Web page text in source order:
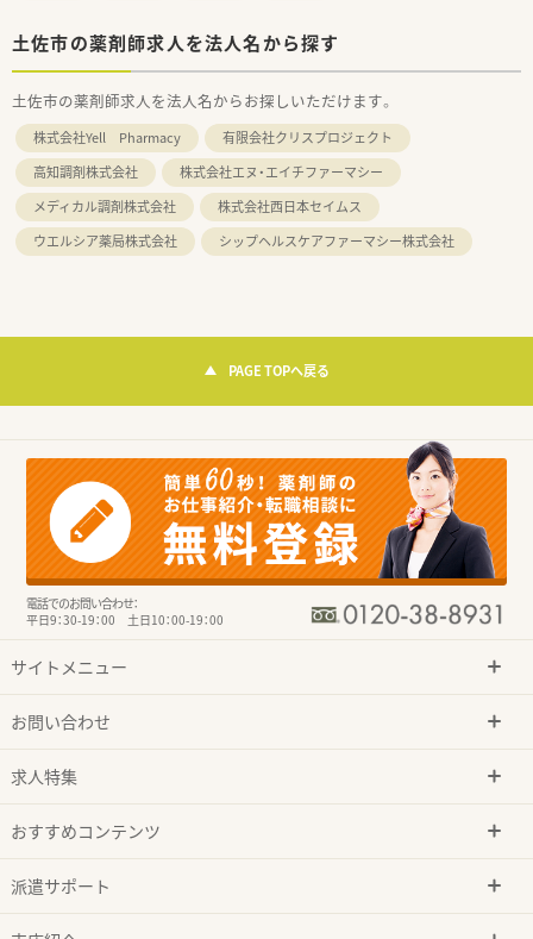
土佐市の薬剤師求人を法人名から探す
土佐市の薬剤師求人を法人名からお探しいただけます。
株式会社Yell Pharmacy
有限会社クリスプロジェクト
高知調剤株式会社
株式会社エヌ・エイチファーマシー
メディカル調剤株式会社
株式会社西日本セイムス
ウエルシア薬局株式会社
シップヘルスケアファーマシー株式会社
PAGE TOPへ戻る
電話でのお問い合わせ：
平日9：30-19：00 土日10：00-19：00
サイトメニュー
お問い合わせ
求人特集
おすすめコンテンツ
派遣サポート